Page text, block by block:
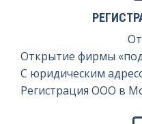
От
Открытие фирмы
С юридическим
Регистрация ООО в